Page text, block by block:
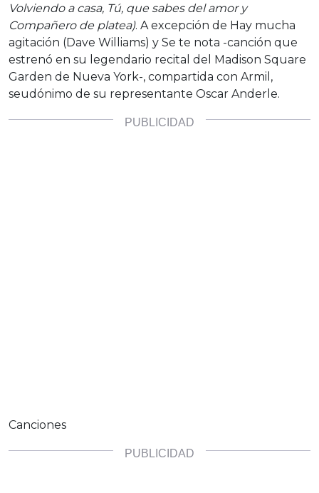
Volviendo a casa, Tú, que sabes del amor y
Compañero de platea). A excepción de Hay mucha
agitación (Dave Williams) y Se te nota -canción que
estrenó en su legendario recital del Madison Square
Garden de Nueva York-, compartida con Armil,
seudónimo de su representante Oscar Anderle.
Canciones